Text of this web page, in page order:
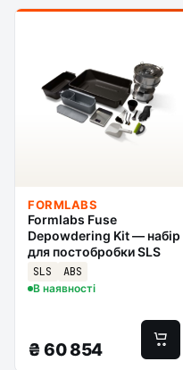
FORMLABS
Formlabs Fuse
Depowdering Kit — набір
для постобробки SLS
SLS ABS
В наявності
₴ 60 854